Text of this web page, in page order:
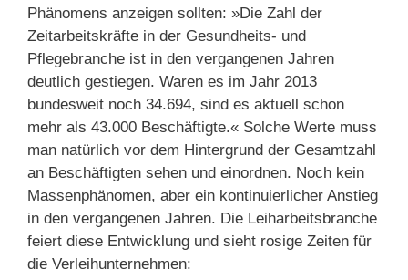
Phänomens anzeigen sollten: »Die Zahl der
Zeitarbeitskräfte in der Gesundheits- und
Pflegebranche ist in den vergangenen Jahren
deutlich gestiegen. Waren es im Jahr 2013
bundesweit noch 34.694, sind es aktuell schon
mehr als 43.000 Beschäftigte.« Solche Werte muss
man natürlich vor dem Hintergrund der Gesamtzahl
an Beschäftigten sehen und einordnen. Noch kein
Massenphänomen, aber ein kontinuierlicher Anstieg
in den vergangenen Jahren. Die Leiharbeitsbranche
feiert diese Entwicklung und sieht rosige Zeiten für
die Verleihunternehmen: